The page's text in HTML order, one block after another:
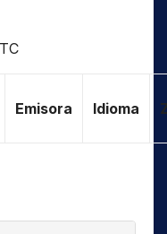
Emisora Idioma